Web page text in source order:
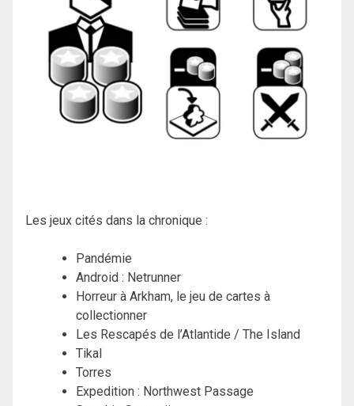
Les jeux cités dans la chronique :
Pandémie
Android : Netrunner
Horreur à Arkham, le jeu de cartes à
collectionner
Les Rescapés de l’Atlantide / The Island
Tikal
Torres
Expedition : Northwest Passage